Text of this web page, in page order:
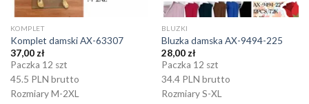
KOMPLET
Komplet damski AX-63307
37,00 zł
Paczka 12 szt
45.5 PLN brutto
Rozmiary M-2XL
BLUZKI
Bluzka damska AX-9494-225
28,00 zł
Paczka 12 szt
34.4 PLN brutto
Rozmiary S-XL